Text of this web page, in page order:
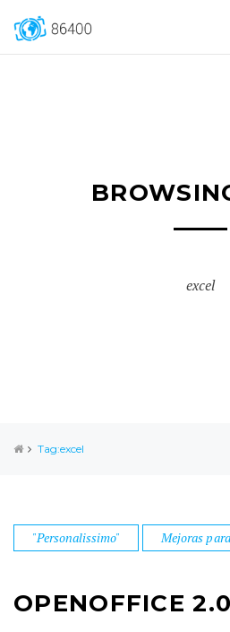
excel
Tag:excel
"Personalissimo" Mejoras
OPENOFFICE 2.0